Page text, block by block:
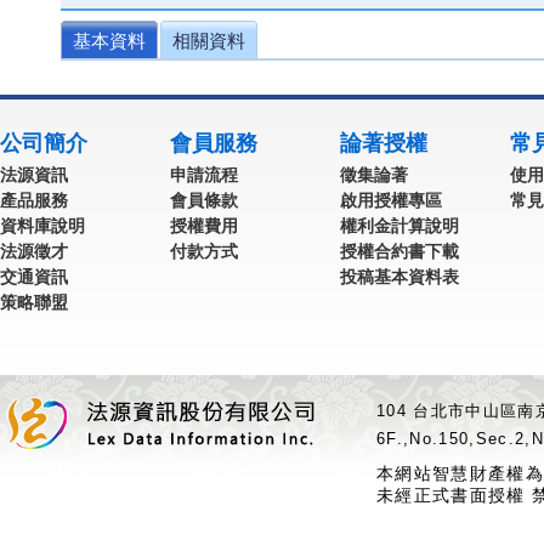
基本資料 相關資料
公司簡介
法源資訊
產品服務
資料庫說明
法源徵才
交通資訊
策略聯盟
會員服務
申請流程
會員條款
授權費用
付款方式
論著授權
徵集論著
啟用授權專區
權利金計算說明
授權合約書下載
投稿基本資料表
常
使
常
104 台北市中山區
本網站智慧財產權
未經正式書面授權